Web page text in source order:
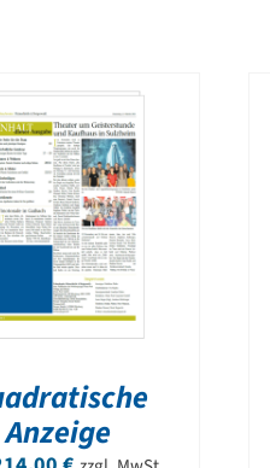
Anzeige